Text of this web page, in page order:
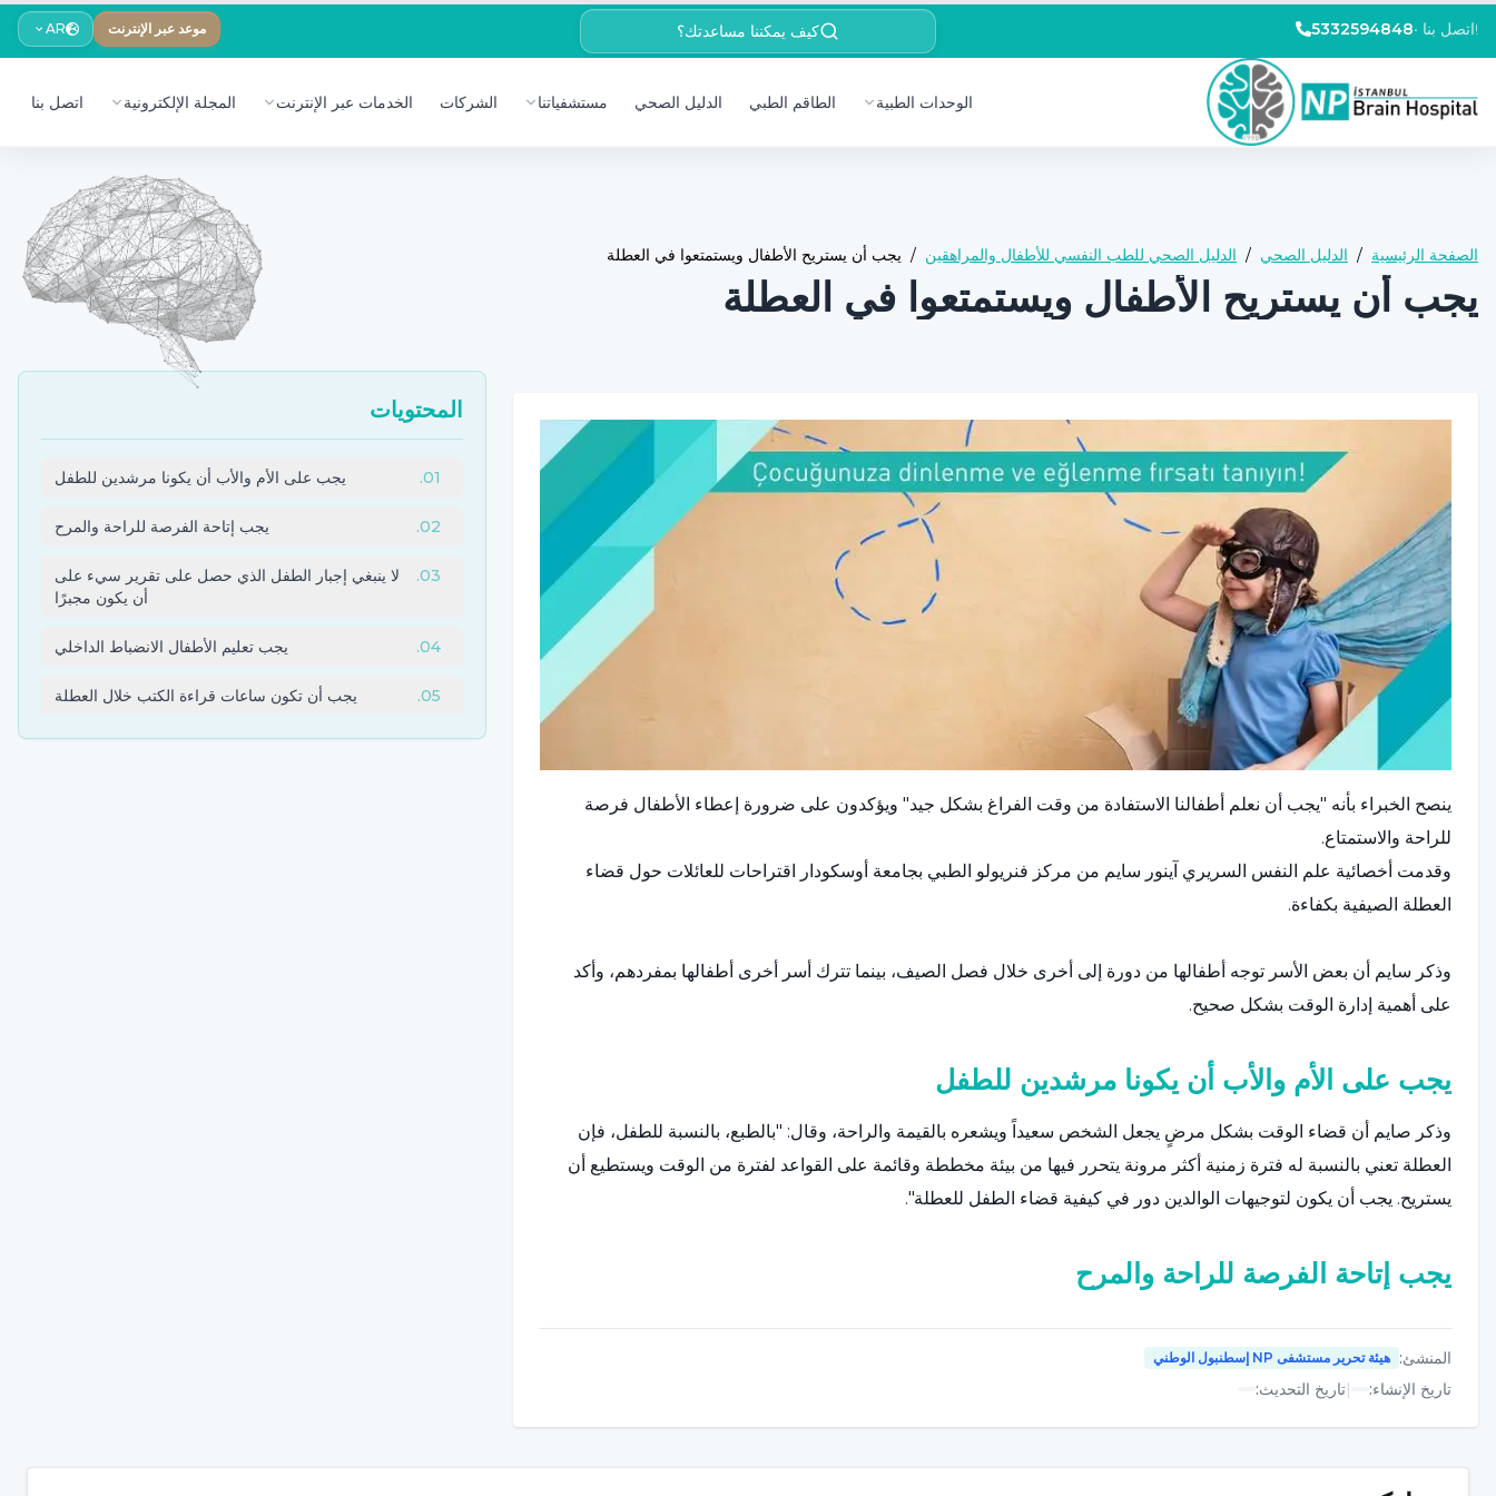
5332594848• اتصل بنا! كيف يمكننا مساعدتك؟ موعد عبر الإنترنت AR
الوحدات الطبية الطاقم الطبي الدليل الصحي مستشفياتنا الشركات الخدمات عبر الإنترنت المجلة الإلكترونية اتصل بنا
الصفحة الرئيسية / الدليل الصحي / الدليل الصحي للطب النفسي للأطفال والمراهقين / يجب أن يستريح الأطفال ويستمتعوا في العطلة
يجب أن يستريح الأطفال ويستمتعوا في العطلة
ينصح الخبراء بأنه "يجب أن نعلم أطفالنا الاستفادة من وقت الفراغ بشكل جيد" ويؤكدون على ضرورة إعطاء الأطفال فرصة
للراحة والاستمتاع.
وقدمت أخصائية علم النفس السريري آينور سايم من مركز فنريولو الطبي بجامعة أوسكودار اقتراحات للعائلات حول قضاء
العطلة الصيفية بكفاءة.
وذكر سايم أن بعض الأسر توجه أطفالها من دورة إلى أخرى خلال فصل الصيف، بينما تترك أسر أخرى أطفالها بمفردهم، وأكد
على أهمية إدارة الوقت بشكل صحيح.
يجب على الأم والأب أن يكونا مرشدين للطفل
وذكر صايم أن قضاء الوقت بشكل مرضٍ يجعل الشخص سعيداً ويشعره بالقيمة والراحة، وقال: "بالطبع، بالنسبة للطفل، فإن
العطلة تعني بالنسبة له فترة زمنية أكثر مرونة يتحرر فيها من بيئة مخططة وقائمة على القواعد لفترة من الوقت ويستطيع أن
يستريح. يجب أن يكون لتوجيهات الوالدين دور في كيفية قضاء الطفل للعطلة".
يجب إتاحة الفرصة للراحة والمرح
"من المهم أن تساعد الأسرة الطفل على وضع خطة نشاط دون تدخل كبير، ودون توقعات كبيرة من الطفل، وإعطاء الفرصة
للراحة والمرح"، تقول أينور سايم: "يجب أن يكون الأصدقاء الذين يختارهم الطفل في العطلة، والبيئات التي يتواجد فيها تحت
إشراف الأسرة بالطبع، ولكن أثناء القيام بذلك، يجب توخي الحذر دون الكثير من الضغط".
المنشئ: هيئة تحرير مستشفى NP إسطنبول الوطني
تاريخ الإنشاء:
|تاريخ التحديث:
المحتويات
01
. يجب على الأم والأب أن يكونا مرشدين للطفل
02
. يجب إتاحة الفرصة للراحة والمرح
03
.
لا ينبغي إجبار الطفل الذي حصل على تقرير سيء على
أن يكون مجبرًا
04
. يجب تعليم الأطفال الانضباط الداخلي
05
. يجب أن تكون ساعات قراءة الكتب خلال العطلة